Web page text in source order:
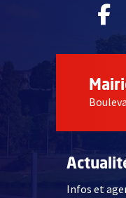
,
Infos et